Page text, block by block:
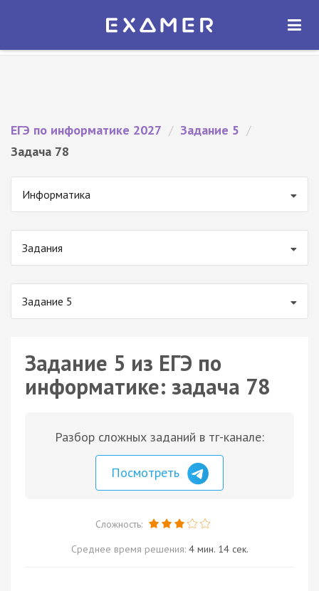
Экзамер — ЕГЭ 2027
ОТКРЫТЬ
ЕГЭ по информатике 2027 / Задание 5 /
Задача 78
Информатика
Задания
Задание 5
Задание 5 из ЕГЭ по
информатике: задача 78
Разбор сложных заданий в тг-канале:
Посмотреть
Сложность:
Среднее время решения: 4 мин. 14 сек.